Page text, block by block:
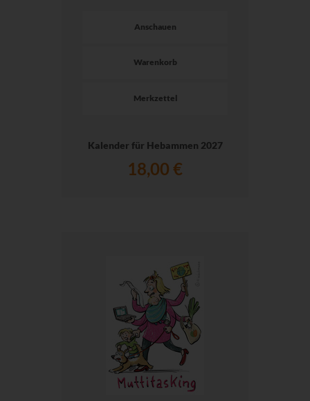
Anschauen
Warenkorb
Merkzettel
Kalender für Hebammen 2027
18,00 €